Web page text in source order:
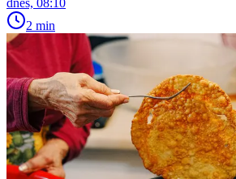
dnes, 08:10
2 min